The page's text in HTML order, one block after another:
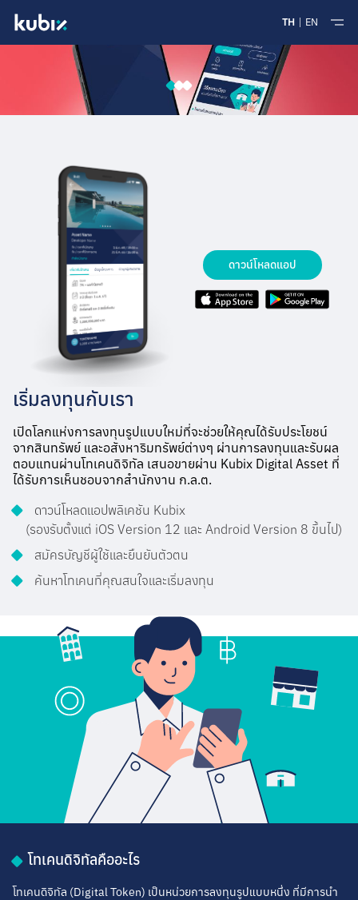
TH EN
เริ่มลงทุนกับเรา
เปิดโลกแห่งการลงทุนรูปแบบใหม่ที่จะช่วยให้คุณได้รับประโยชน์
จากสินทรัพย์ และอสังหาริมทรัพย์ต่างๆ ผ่านการลงทุนและรับผล
ตอบแทนผ่านโทเคนดิจิทัล เสนอขายผ่าน Kubix Digital Asset ที่
ได้รับการเห็นชอบจากสำนักงาน ก.ล.ต.
ดาวน์โหลดแอปพลิเคชัน Kubix
(รองรับตั้งแต่ iOS Version 12 และ Android Version 8 ขึ้นไป)
สมัครบัญชีผู้ใช้และยืนยันตัวตน
ค้นหาโทเคนที่คุณสนใจและเริ่มลงทุน
ดาวน์โหลดแอป
โทเคนดิจิทัลคืออะไร
โทเคนดิจิทัล (Digital Token) เป็นหน่วยการลงทุนรูปแบบหนึ่ง ที่มีการนำ